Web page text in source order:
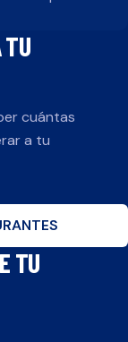
TU
cuántas
a tu
TU